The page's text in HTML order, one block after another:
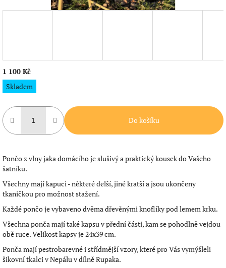
1 100 Kč
Měrná
cena:
Skladem
Do košíku
Pončo z vlny jaka domácího je slušivý a praktický kousek do Vašeho
šatníku.
Všechny mají kapuci - některé delší, jiné kratší a jsou ukončeny
tkaničkou pro možnost stažení.
Každé pončo je vybaveno dvěma dřevěnými knoflíky pod lemem krku.
Všechna ponča mají také kapsu v přední části, kam se pohodlně vejdou
obě ruce. Velikost kapsy je 24x39 cm.
Ponča mají pestrobarevné i střídmější vzory, které pro Vás vymýšleli
šikovní tkalci v Nepálu v dílně Rupaka.